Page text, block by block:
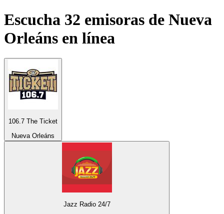
Escucha 32 emisoras de Nueva
Orleáns en línea
106.7 The Ticket
Nueva Orleáns
Jazz Radio 24/7